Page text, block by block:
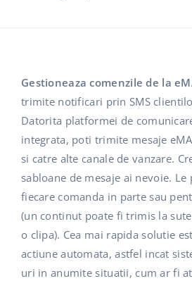
Managementul transporturilor
Automatizarea fluxului de lucru
Base Connect
AI pentru comerțul electronic
Base Analytics
Produse pentru copii
Electronică
Piese auto
Supermarket
Sănătate și frumusețe
Suport
Blog
Servicii
Implementari de sistem
Auditul conturilor
Română
english (GB)
english (IN)
čeština
deutsch
Ελληνικά
Gestioneaza comenzile de la
trimite notificari prin SMS
Datorita platformei de
integrata, poti trimite mesaje
si catre alte canale de vanzare.
sabloane de mesaje ai nevoie.
fiecare comanda in parte sau
(un continut poate fi trimis la
o clipa). Cea mai rapida solutie
actiune automata, astfel incat
uri in anumite situatii, cum ar fi